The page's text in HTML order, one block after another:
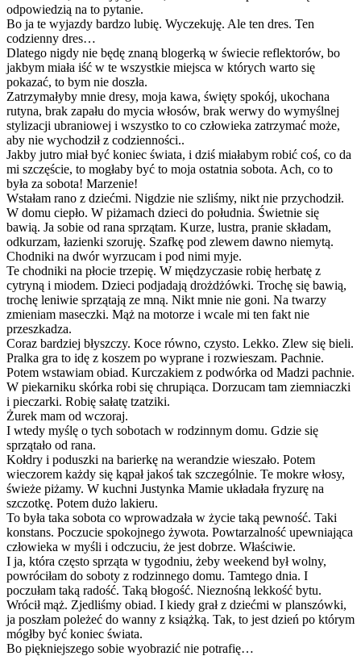
odpowiedzią na to pytanie.
Bo ja te wyjazdy bardzo lubię. Wyczekuję. Ale ten dres. Ten
codzienny dres…
Dlatego nigdy nie będę znaną blogerką w świecie reflektorów, bo
jakbym miała iść w te wszystkie miejsca w których warto się
pokazać, to bym nie doszła.
Zatrzymałyby mnie dresy, moja kawa, święty spokój, ukochana
rutyna, brak zapału do mycia włosów, brak werwy do wymyślnej
stylizacji ubraniowej i wszystko to co człowieka zatrzymać może,
aby nie wychodził z codzienności..
Jakby jutro miał być koniec świata, i dziś miałabym robić coś, co da
mi szczęście, to mogłaby być to moja ostatnia sobota. Ach, co to
była za sobota! Marzenie!
Wstałam rano z dziećmi. Nigdzie nie szliśmy, nikt nie przychodził.
W domu ciepło. W piżamach dzieci do południa. Świetnie się
bawią. Ja sobie od rana sprzątam. Kurze, lustra, pranie składam,
odkurzam, łazienki szoruję. Szafkę pod zlewem dawno niemytą.
Chodniki na dwór wyrzucam i pod nimi myje.
Te chodniki na płocie trzepię. W międzyczasie robię herbatę z
cytryną i miodem. Dzieci podjadają drożdżówki. Trochę się bawią,
trochę leniwie sprzątają ze mną. Nikt mnie nie goni. Na twarzy
zmieniam maseczki. Mąż na motorze i wcale mi ten fakt nie
przeszkadza.
Coraz bardziej błyszczy. Koce równo, czysto. Lekko. Zlew się bieli.
Pralka gra to idę z koszem po wyprane i rozwieszam. Pachnie.
Potem wstawiam obiad. Kurczakiem z podwórka od Madzi pachnie.
W piekarniku skórka robi się chrupiąca. Dorzucam tam ziemniaczki
i pieczarki. Robię sałatę tzatziki.
Żurek mam od wczoraj.
I wtedy myślę o tych sobotach w rodzinnym domu. Gdzie się
sprzątało od rana.
Kołdry i poduszki na barierkę na werandzie wieszało. Potem
wieczorem każdy się kąpał jakoś tak szczególnie. Te mokre włosy,
świeże piżamy. W kuchni Justynka Mamie układała fryzurę na
szczotkę. Potem dużo lakieru.
To była taka sobota co wprowadzała w życie taką pewność. Taki
konstans. Poczucie spokojnego żywota. Powtarzalność upewniająca
człowieka w myśli i odczuciu, że jest dobrze. Właściwie.
I ja, która często sprząta w tygodniu, żeby weekend był wolny,
powróciłam do soboty z rodzinnego domu. Tamtego dnia. I
poczułam taką radość. Taką błogość. Nieznośną lekkość bytu.
Wrócił mąż. Zjedliśmy obiad. I kiedy grał z dziećmi w planszówki,
ja poszłam poleżeć do wanny z książką. Tak, to jest dzień po którym
mógłby być koniec świata.
Bo piękniejszego sobie wyobrazić nie potrafię…